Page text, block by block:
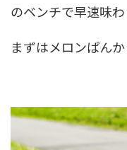
のベンチで早速味わ
まずはメロンぱんか